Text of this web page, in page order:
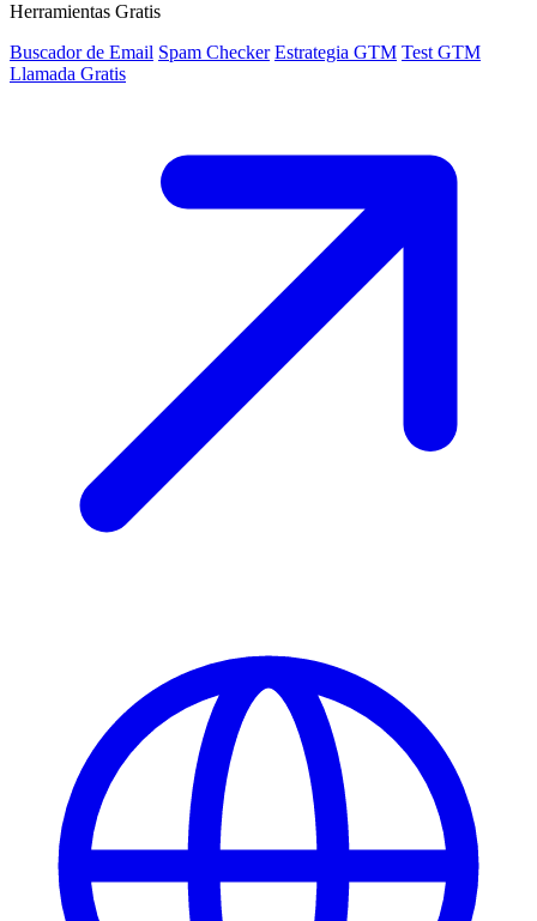
Herramientas Gratis
Buscador de Email Spam Checker Estrategia GTM Test GTM
Llamada Gratis